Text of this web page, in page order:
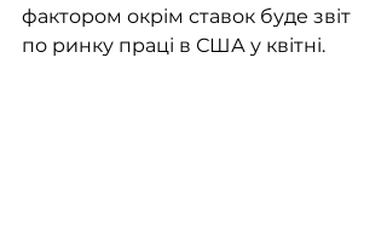
фактором окрім ставок буде звіт
по ринку праці в США у квітні.